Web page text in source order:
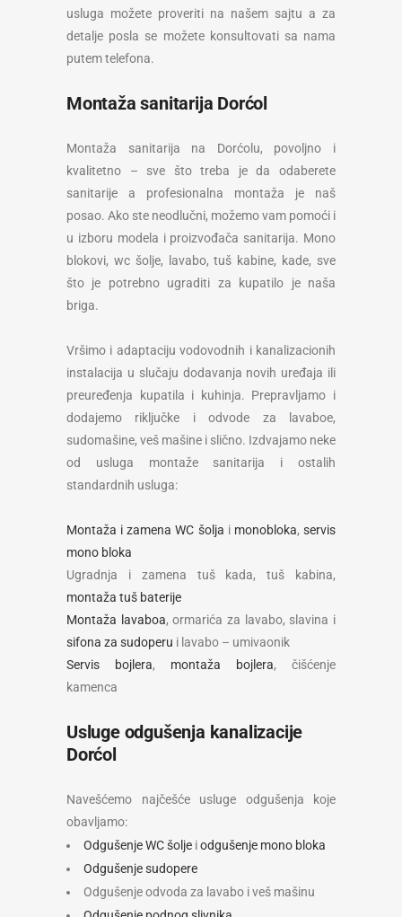
usluga možete proveriti na našem sajtu a za
detalje posla se možete konsultovati sa nama
putem telefona.
Montaža sanitarija Dorćol
Montaža sanitarija na Dorćolu, povoljno i
kvalitetno – sve što treba je da odaberete
sanitarije a profesionalna montaža je naš
posao. Ako ste neodlučni, možemo vam pomoći i
u izboru modela i proizvođača sanitarija. Mono
blokovi, wc šolje, lavabo, tuš kabine, kade, sve
što je potrebno ugraditi za kupatilo je naša
briga.
Vršimo i adaptaciju vodovodnih i kanalizacionih
instalacija u slučaju dodavanja novih uređaja ili
preuređenja kupatila i kuhinja. Prepravljamo i
dodajemo riključke i odvode za lavaboe,
sudomašine, veš mašine i slično. Izdvajamo neke
od usluga montaže sanitarija i ostalih
standardnih usluga:
Montaža i zamena WC šolja i monobloka,servis
mono bloka
Ugradnja i zamena tuš kada, tuš kabina,
montaža tuš baterije
Montaža lavaboa, ormarića za lavabo, slavina i
sifona za sudoperu i lavabo – umivaonik
Servis bojlera, montaža bojlera, čišćenje
kamenca
Usluge odgušenja kanalizacije
Dorćol
Navešćemo najčešće usluge odgušenja koje
obavljamo:
Odgušenje WC šolje iodgušenje mono bloka
Odgušenje sudopere
Odgušenje odvoda za lavabo i veš mašinu